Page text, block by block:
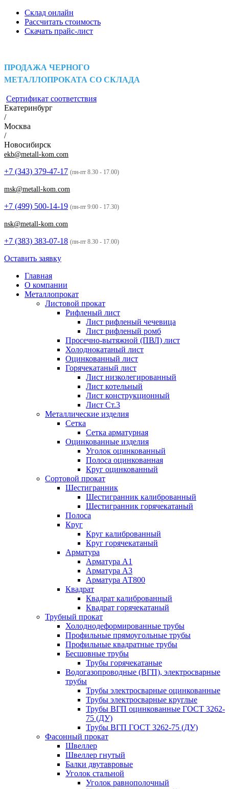
Склад онлайн
Рассчитать стоимость
Скачать прайс-лист
ПРОДАЖА ЧЕРНОГО
МЕТАЛЛОПРОКАТА СО СКЛАДА
Сертификат соответствия
Екатеринбург
/
Москва
/
Новосибирск
ekb@metall-kom.com
+7 (343) 379-47-17 (пн-пт 8.30 - 17.00)
msk@metall-kom.com
+7 (499) 500-14-19 (пн-пт 9:00 - 17.30)
nsk@metall-kom.com
+7 (383) 383-07-18 (пн-пт 8.30 - 17.00)
Оставить заявку
Главная
О компании
Металлопрокат
Листовой прокат
Рифленый лист
Лист рифленый чечевица
Лист рифленый ромб
Просечно-вытяжной (ПВЛ) лист
Холоднокатаный лист
Оцинкованный лист
Горячекатаный лист
Лист низколегированный
Лист котельный
Лист конструкционный
Лист Ст.3
Металлические изделия
Сетка
Сетка арматурная
Оцинкованные изделия
Уголок оцинкованный
Полоса оцинкованная
Круг оцинкованный
Сортовой прокат
Шестигранник
Шестигранник калиброванный
Шестигранник горячекатаный
Полоса
Круг
Круг калиброванный
Круг горячекатаный
Арматура
Арматура А1
Арматура А3
Арматура АТ800
Квадрат
Квадрат калиброванный
Квадрат горячекатаный
Трубный прокат
Холоднодеформированные трубы
Профильные прямоугольные трубы
Профильные квадратные трубы
Бесшовные трубы
Трубы горячекатаные
Водогазопроводные (ВГП), электросварные
трубы
Трубы электросварные оцинкованные
Трубы электросварные круглые
Трубы ВГП оцинкованные ГОСТ 3262-
75 (ДУ)
Трубы ВГП ГОСТ 3262-75 (ДУ)
Фасонный прокат
Швеллер
Швеллер гнутый
Балки двутавровые
Уголок стальной
Уголок равнополочный